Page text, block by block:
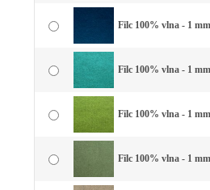
Filc 100% vlna - 1
Filc 100% vlna - 1
Filc 100% vlna - 1
Filc 100% vlna - 1